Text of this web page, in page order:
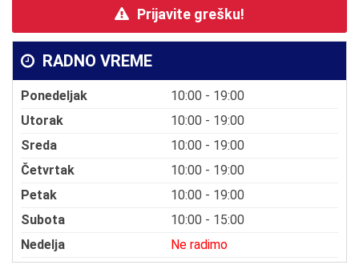
Prijavite grešku!
RADNO VREME
Ponedeljak
10:00 - 19:00
Utorak
10:00 - 19:00
Sreda
10:00 - 19:00
Četvrtak
10:00 - 19:00
Petak
10:00 - 19:00
Subota
10:00 - 15:00
Nedelja
Ne radimo